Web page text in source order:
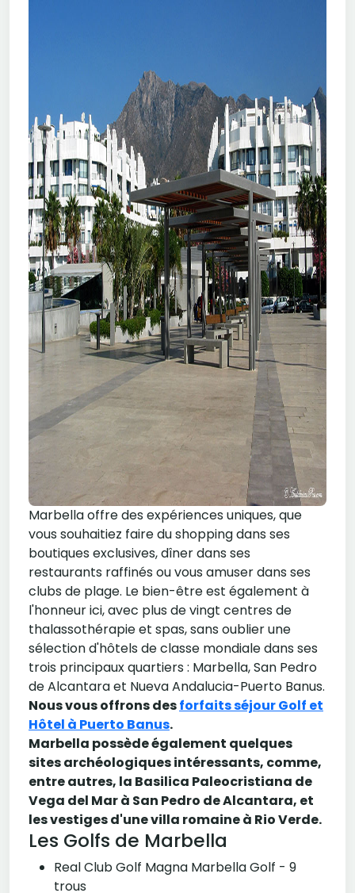
Marbella offre des expériences uniques, que
vous souhaitiez faire du shopping dans ses
boutiques exclusives, dîner dans ses
restaurants raffinés ou vous amuser dans ses
clubs de plage. Le bien-être est également à
l'honneur ici, avec plus de vingt centres de
thalassothérapie et spas, sans oublier une
sélection d'hôtels de classe mondiale dans ses
trois principaux quartiers : Marbella, San Pedro
de Alcantara et Nueva Andalucia-Puerto Banus.
Nous vous offrons desforfaits séjour Golf et
Hôtel à Puerto Banus.
Marbella possède également quelques
sites archéologiques intéressants, comme,
entre autres, la Basilica Paleocristiana de
Vega del Mar à San Pedro de Alcantara, et
les vestiges d'une villa romaine à Rio Verde.
Les Golfs de Marbella
Real Club Golf Magna Marbella Golf - 9
trous